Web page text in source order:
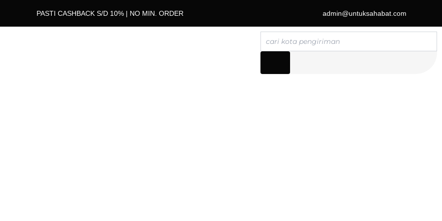
PASTI CASHBACK S/D 10% | NO MIN. ORDER admin@untuksahabat.com